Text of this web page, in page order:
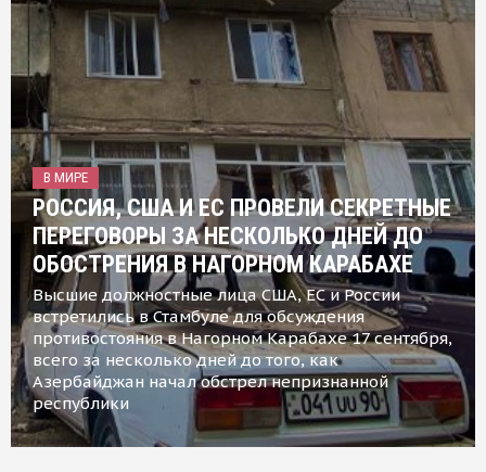
В МИРЕ
РОССИЯ, США И ЕС ПРОВЕЛИ СЕКРЕТНЫЕ
ПЕРЕГОВОРЫ ЗА НЕСКОЛЬКО ДНЕЙ ДО
ОБОСТРЕНИЯ В НАГОРНОМ КАРАБАХЕ
Высшие должностные лица США, ЕС и России
встретились в Стамбуле для обсуждения
противостояния в Нагорном Карабахе 17 сентября,
всего за несколько дней до того, как
Азербайджан начал обстрел непризнанной
республики